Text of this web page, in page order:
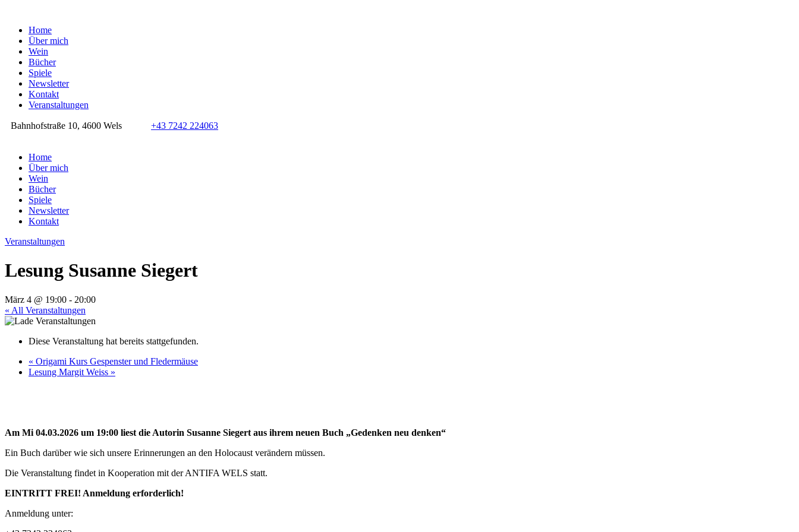
Home
Über mich
Wein
Bücher
Spiele
Newsletter
Kontakt
Veranstaltungen
Bahnhofstraße 10, 4600 Wels +43 7242 224063
Home
Über mich
Wein
Bücher
Spiele
Newsletter
Kontakt
Veranstaltungen
Lesung Susanne Siegert
März 4 @ 19:00 - 20:00
« All Veranstaltungen
Diese Veranstaltung hat bereits stattgefunden.
« Origami Kurs Gespenster und Fledermäuse
Lesung Margit Weiss »
Am Mi 04.03.2026 um 19:00 liest die Autorin Susanne Siegert aus ihrem neuen Buch „Gedenken neu denken“
Ein Buch darüber wie sich unsere Erinnerungen an den Holocaust verändern müssen.
Die Veranstaltung findet in Kooperation mit der ANTIFA WELS statt.
EINTRITT FREI! Anmeldung erforderlich!
Anmeldung unter: